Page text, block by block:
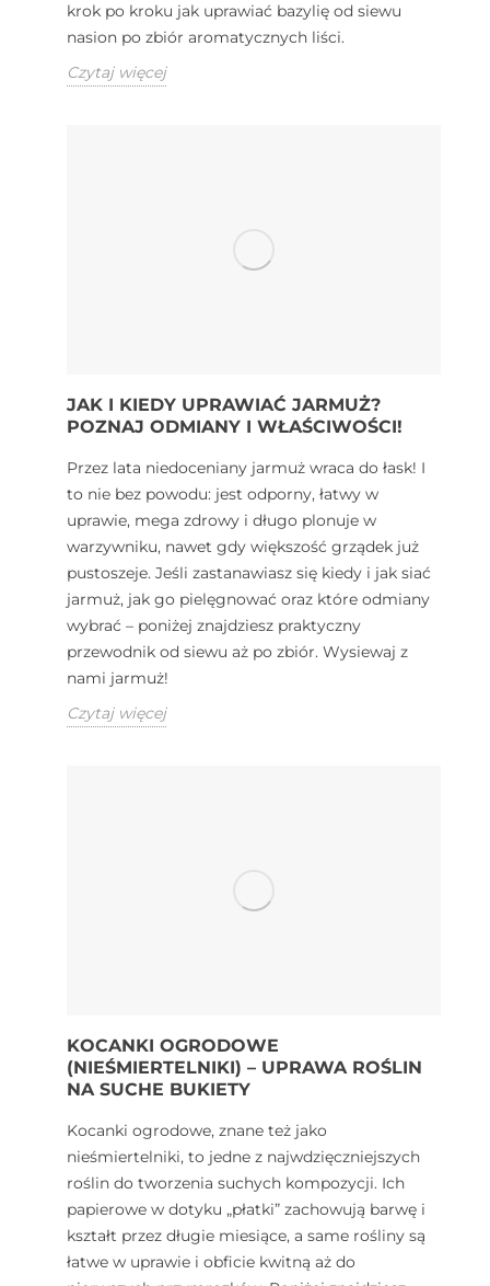
krok po kroku jak uprawiać bazylię od siewu
nasion po zbiór aromatycznych liści.
Czytaj więcej
JAK I KIEDY UPRAWIAĆ JARMUŻ?
POZNAJ ODMIANY I WŁAŚCIWOŚCI!
Przez lata niedoceniany jarmuż wraca do łask! I
to nie bez powodu: jest odporny, łatwy w
uprawie, mega zdrowy i długo plonuje w
warzywniku, nawet gdy większość grządek już
pustoszeje. Jeśli zastanawiasz się kiedy i jak siać
jarmuż, jak go pielęgnować oraz które odmiany
wybrać – poniżej znajdziesz praktyczny
przewodnik od siewu aż po zbiór. Wysiewaj z
nami jarmuż!
Czytaj więcej
KOCANKI OGRODOWE
(NIEŚMIERTELNIKI) – UPRAWA ROŚLIN
NA SUCHE BUKIETY
Kocanki ogrodowe, znane też jako
nieśmiertelniki, to jedne z najwdzięczniejszych
roślin do tworzenia suchych kompozycji. Ich
papierowe w dotyku „płatki” zachowują barwę i
kształt przez długie miesiące, a same rośliny są
łatwe w uprawie i obficie kwitną aż do